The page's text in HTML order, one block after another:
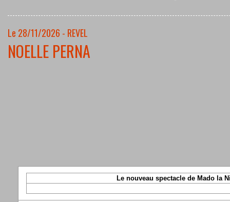
Le 28/11/2026 - REVEL
NOELLE PERNA
Le nouveau spectacle de Mado la